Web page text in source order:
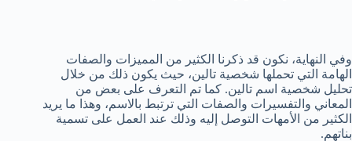
وفي النهاية، نكون قد ذكرنا الكثير من المميزات والصفات
الهامة التي تحملها شخصية تالين، حيث يكون ذلك من خلال
تحليل شخصية اسم تالين. كما تم التعرف على بعض من
المعاني والتفسيرات والصفات التي ترتبط بالاسم، وهذا ما يريد
الكثير من الأمهات التوصل إليه وذلك عند العمل على تسمية
بناتهم.